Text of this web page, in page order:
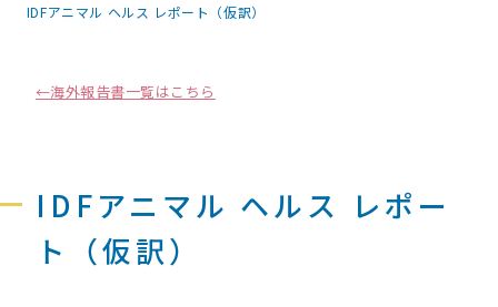
IDFアニマル ヘルス レポート（仮訳）
←海外報告書一覧はこちら
IDFアニマル ヘルス レポー
ト（仮訳）